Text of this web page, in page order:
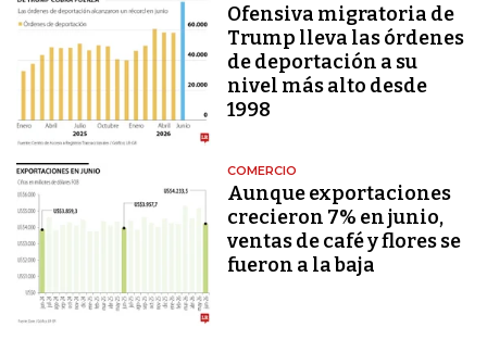
Ofensiva migratoria de
Trump lleva las órdenes
de deportación a su
nivel más alto desde
1998
COMERCIO
Aunque exportaciones
crecieron 7% en junio,
ventas de café y flores se
fueron a la baja